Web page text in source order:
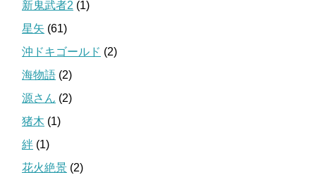
新鬼武者2 (1)
星矢 (61)
沖ドキゴールド (2)
海物語 (2)
源さん (2)
猪木 (1)
絆 (1)
花火絶景 (2)